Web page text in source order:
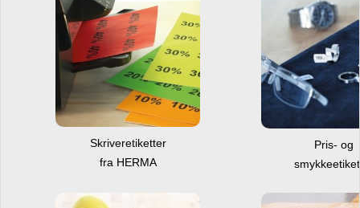
Skriveretiketter
fra HERMA
Pris- og